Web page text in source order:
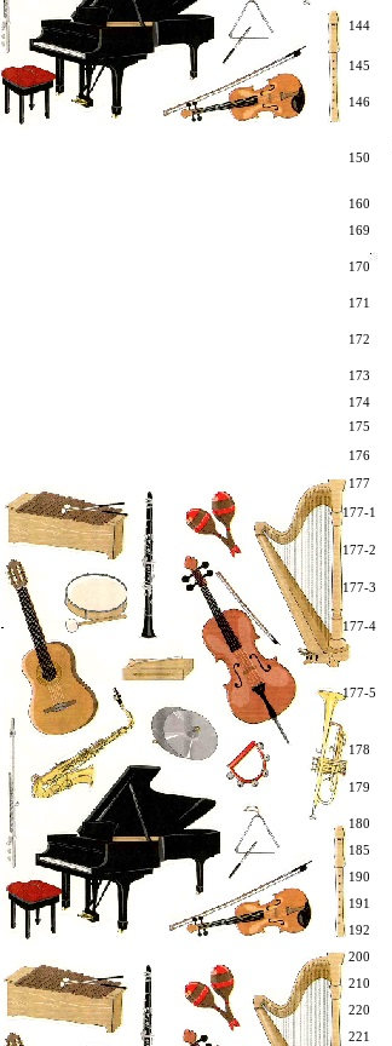
144
145
146
150
160
169
170
171
172
173
174
175
176
177
177-1
177-2
177-3
177-4
177-5
178
179
180
185
190
191
192
200
210
220
221